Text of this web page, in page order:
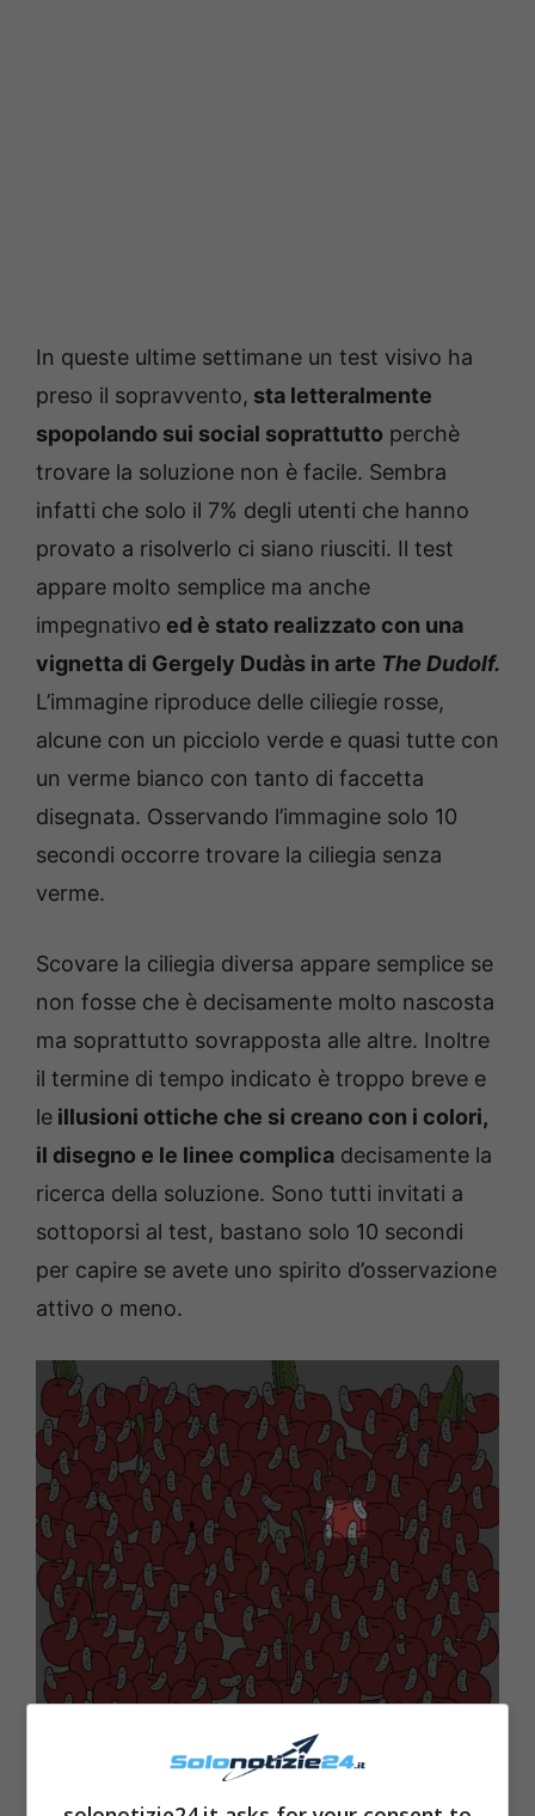
In queste ultime settimane un test visivo ha
preso il sopravvento, sta letteralmente
spopolando sui social soprattutto perchè
trovare la soluzione non è facile. Sembra
infatti che solo il 7% degli utenti che hanno
provato a risolverlo ci siano riusciti. Il test
appare molto semplice ma anche
impegnativo ed è stato realizzato con una
vignetta di Gergely Dudàs in arte The Dudolf.
L’immagine riproduce delle ciliegie rosse,
alcune con un picciolo verde e quasi tutte con
un verme bianco con tanto di faccetta
disegnata. Osservando l’immagine solo 10
secondi occorre trovare la ciliegia senza
verme.
Scovare la ciliegia diversa appare semplice se
non fosse che è decisamente molto nascosta
ma soprattutto sovrapposta alle altre. Inoltre
il termine di tempo indicato è troppo breve e
le illusioni ottiche che si creano con i colori,
il disegno e le linee complica decisamente la
ricerca della soluzione. Sono tutti invitati a
sottoporsi al test, bastano solo 10 secondi
per capire se avete uno spirito d’osservazione
attivo o meno.